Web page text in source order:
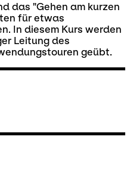
das "Gehen am kurzen
für etwas
In diesem Kurs werden
Leitung des
geübt.